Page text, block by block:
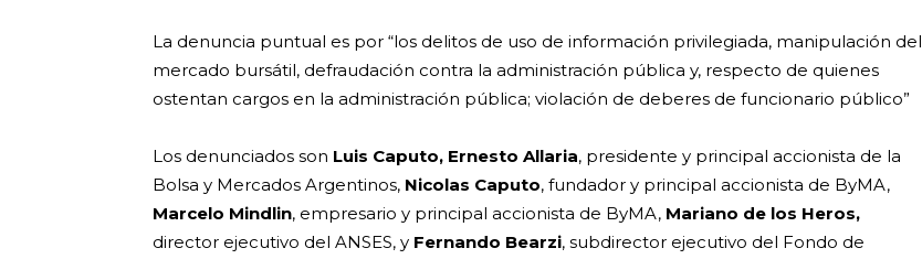
La denuncia puntual es por “los delitos de uso de información privilegiada, manipulación del
mercado bursátil, defraudación contra la administración pública y, respecto de quienes
ostentan cargos en la administración pública; violación de deberes de funcionario público”
Los denunciados son Luis Caputo, Ernesto Allaria, presidente y principal accionista de la
Bolsa y Mercados Argentinos, Nicolas Caputo, fundador y principal accionista de ByMA,
Marcelo Mindlin, empresario y principal accionista de ByMA, Mariano de los Heros,
director ejecutivo del ANSES, y Fernando Bearzi, subdirector ejecutivo del Fondo de